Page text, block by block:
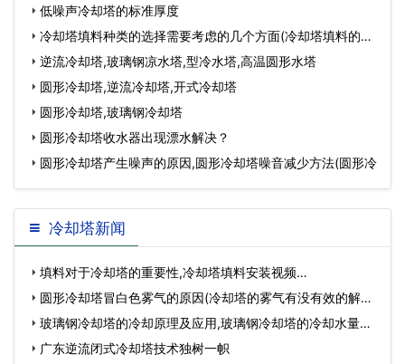
低噪声冷却塔的标准厚度
冷却塔填料种类的选择需要考虑的几个方面(冷却塔填料的注
意 逆流冷却塔,玻璃钢凉水塔,型冷水塔,高温圆形水塔
圆形冷却塔,逆流冷却塔,开式冷却塔
圆形冷却塔,玻璃钢冷却塔
圆形冷却塔收水器出现漂水解决？
圆形冷却塔产生噪声的原因,圆形冷却塔噪音减少方法(圆形冷
冷却塔新闻
填料对于冷却塔的重要性,冷却塔填料安装视频…
圆形冷却塔冒白色雾气的原因(冷却塔的雾气有没有效的解决
方…玻璃钢冷却塔的冷却原理及应用,玻璃钢冷却塔的冷却水量应
比…广东逆流闭式冷却塔技术独树一帜